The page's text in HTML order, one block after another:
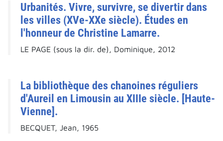
Urbanités. Vivre, survivre, se divertir dans
les villes (XVe-XXe siècle). Études en
l'honneur de Christine Lamarre.
LE PAGE (sous la dir. de), Dominique, 2012
La bibliothèque des chanoines réguliers
d'Aureil en Limousin au XIIIe siècle. [Haute-
Vienne].
BECQUET, Jean, 1965